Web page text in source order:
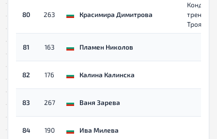
80 263 Красимира Димитрова
Троян
81 163 Пламен Николов
82 176 Калина Калинска
83 267 Ваня Зарева
84 190 Ива Милева